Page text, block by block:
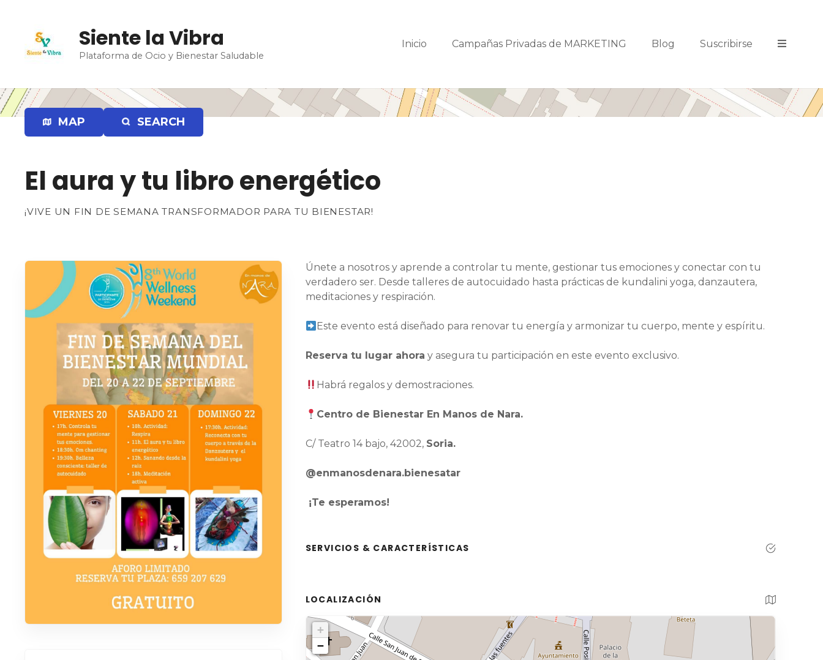
a
l
Siente la Vibra
Plataforma de Ocio y Bienestar Saludable
Inicio Campañas Privadas de MARKETING Blog Suscribirse
MAP SEARCH
El aura y tu libro energético
¡VIVE UN FIN DE SEMANA TRANSFORMADOR PARA TU BIENESTAR!
Únete a nosotros y aprende a controlar tu mente, gestionar tus emociones y conectar con tu
verdadero ser. Desde talleres de autocuidado hasta prácticas de kundalini yoga, danzautera,
meditaciones y respiración.
Este evento está diseñado para renovar tu energía y armonizar tu cuerpo, mente y espíritu.
Reserva tu lugar ahora y asegura tu participación en este evento exclusivo.
Habrá regalos y demostraciones.
Centro de Bienestar En Manos de Nara.
C/ Teatro 14 bajo, 42002, Soria.
@enmanosdenara.bienesatar
¡Te esperamos!
SERVICIOS & CARACTERÍSTICAS
LOCALIZACIÓN
+
−